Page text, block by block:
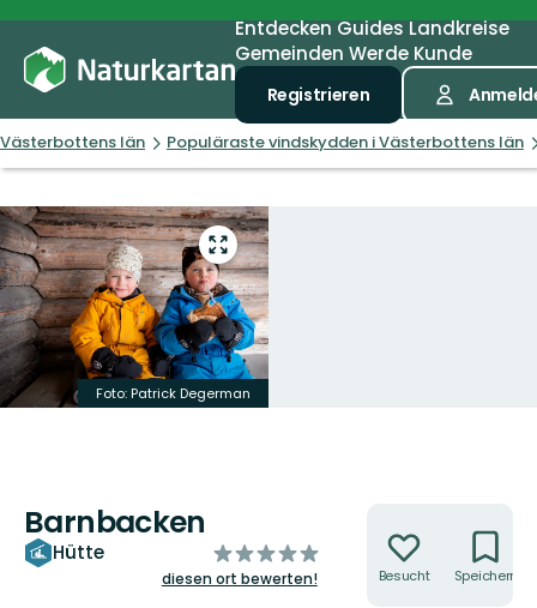
EntdeckenGuidesLandkreise
Gemeinden Werde Kunde
Registrieren
Västerbottens län Populäraste vindskydden i Västerbottens län
Vollbild
öffnen
Foto: Patrick Degerman
Barnbacken
Hütte
von
5
diesen ort bewerten! Besucht Speichern